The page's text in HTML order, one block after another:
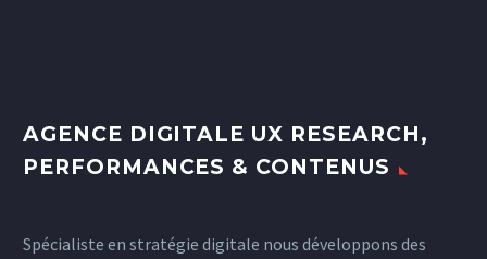
AGENCE DIGITALE UX RESEARCH,
PERFORMANCES & CONTENUS
Spécialiste en stratégie digitale nous développons des